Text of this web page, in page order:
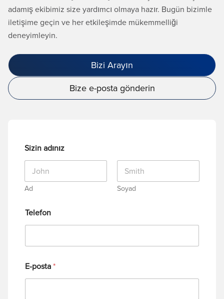
adamış ekibimiz size yardımcı olmaya hazır. Bugün bizimle
iletişime geçin ve her etkileşimde mükemmelliği
deneyimleyin.
Bizi Arayın
Bize e-posta gönderin
Sizin adınız
Ad Soyad
Telefon
E-posta*